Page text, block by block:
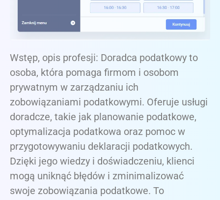
Wstęp, opis profesji: Doradca podatkowy to
osoba, która pomaga firmom i osobom
prywatnym w zarządzaniu ich
zobowiązaniami podatkowymi. Oferuje usługi
doradcze, takie jak planowanie podatkowe,
optymalizacja podatkowa oraz pomoc w
przygotowywaniu deklaracji podatkowych.
Dzięki jego wiedzy i doświadczeniu, klienci
mogą uniknąć błędów i zminimalizować
swoje zobowiązania podatkowe. To